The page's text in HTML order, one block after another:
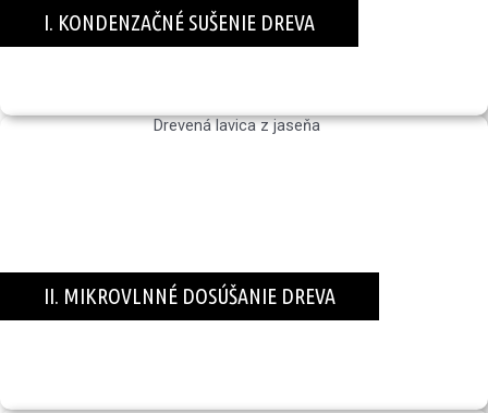
I. KONDENZAČNÉ SUŠENIE DREVA
je najprirodzenejší spôsob ako nútene sušiť drevo.
II. MIKROVLNNÉ DOSÚŠANIE DREVA